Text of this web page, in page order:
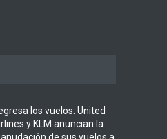
los vuelos: United
y KLM anuncian la